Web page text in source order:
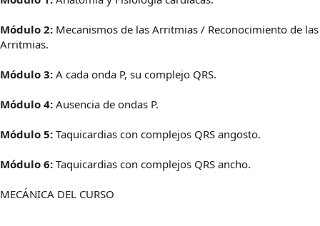
Módulo 2: Mecanismos de las Arritmias / Reconocimiento de las
Arritmias.
Módulo 3: A cada onda P, su complejo QRS.
Módulo 4: Ausencia de ondas P.
Módulo 5: Taquicardias con complejos QRS angosto.
Módulo 6: Taquicardias con complejos QRS ancho.
MECÁNICA DEL CURSO